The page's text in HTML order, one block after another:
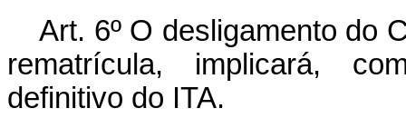
Art. 6º O desligamento do
rematrícula, implicará,
definitivo do ITA.